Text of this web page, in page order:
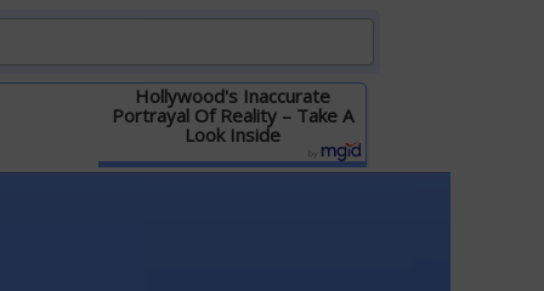
Hollywood's Inaccurate
Portrayal Of Reality – Take A
Look Inside
Детальніше